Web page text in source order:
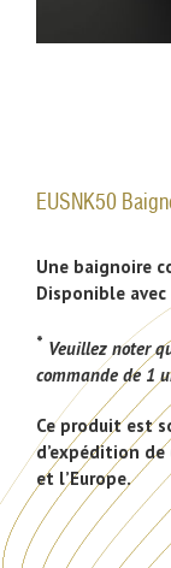
EUSNK50
Une baignoire
Disponible
* Veuillez noter
commande de 1
Ce produit est
d’expédition de
et l’Europe.